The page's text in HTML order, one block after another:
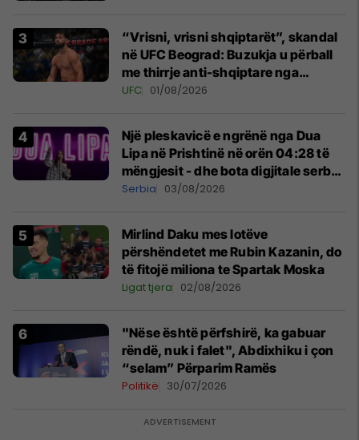
“Vrisni, vrisni shqiptarët”, skandal
në UFC Beograd: Buzukja u përball
me thirrje anti-shqiptare nga
tribunat
UFC 01/08/2026
Një pleskavicë e ngrënë nga Dua
Lipa në Prishtinë në orën 04:28 të
mëngjesit - dhe bota digjitale serbe
shpall gjendjen e luftës
Serbia 03/08/2026
Mirlind Daku mes lotëve
përshëndetet me Rubin Kazanin, do
të fitojë miliona te Spartak Moska
Ligat tjera 02/08/2026
"Nëse është përfshirë, ka gabuar
rëndë, nuk i falet", Abdixhiku i çon
“selam” Përparim Ramës
Politikë 30/07/2026